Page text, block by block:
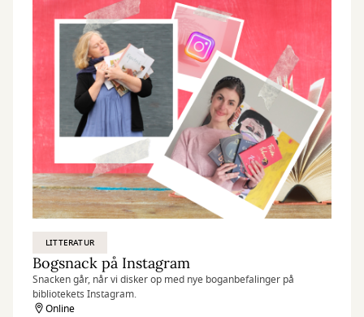
LITTERATUR
Bogsnack på Instagram
Snacken går, når vi disker op med nye boganbefalinger på
bibliotekets Instagram.
Online